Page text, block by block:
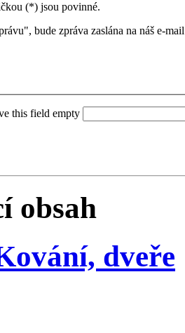
(*) jsou povinné.
bude zpráva zaslána na náš e-
this field empty
obsah
dveře